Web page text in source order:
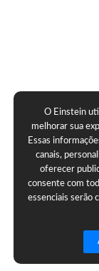
O Einstein
melhorar sua
Essas
canais,
oferecer
consente com
essenciais serão